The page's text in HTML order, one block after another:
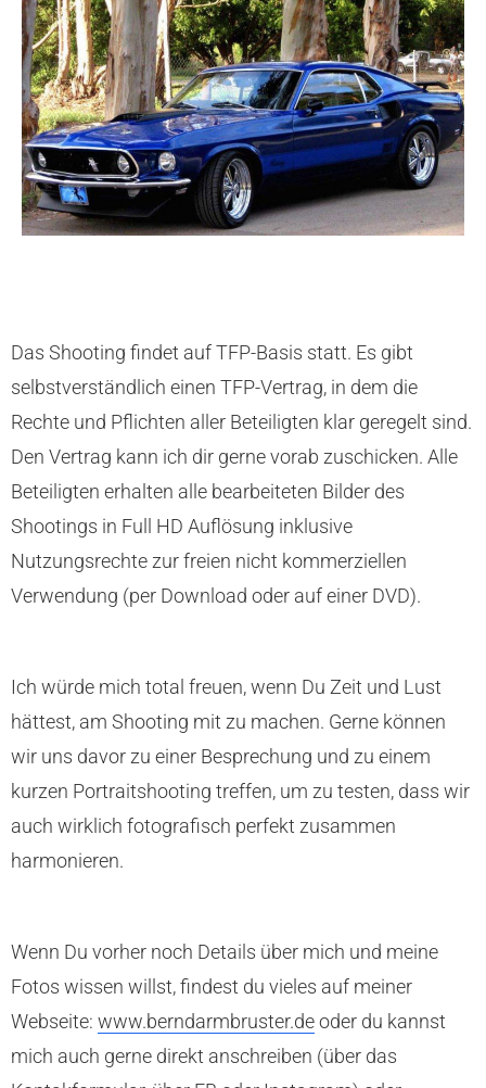
Das Shooting findet auf TFP-Basis statt. Es gibt
selbstverständlich einen TFP-Vertrag, in dem die
Rechte und Pflichten aller Beteiligten klar geregelt sind.
Den Vertrag kann ich dir gerne vorab zuschicken. Alle
Beteiligten erhalten alle bearbeiteten Bilder des
Shootings in Full HD Auflösung inklusive
Nutzungsrechte zur freien nicht kommerziellen
Verwendung (per Download oder auf einer DVD).
Ich würde mich total freuen, wenn Du Zeit und Lust
hättest, am Shooting mit zu machen. Gerne können
wir uns davor zu einer Besprechung und zu einem
kurzen Portraitshooting treffen, um zu testen, dass wir
auch wirklich fotografisch perfekt zusammen
harmonieren.
Wenn Du vorher noch Details über mich und meine
Fotos wissen willst, findest du vieles auf meiner
Webseite: www.berndarmbruster.deoder du kannst
mich auch gerne direkt anschreiben (über das